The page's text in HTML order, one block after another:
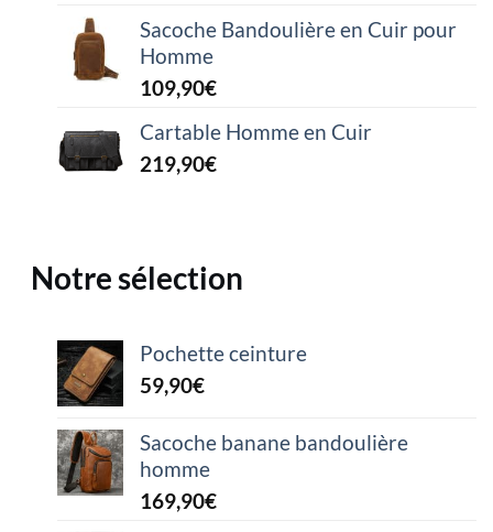
Sacoche Bandoulière en Cuir pour
Homme
109,90€
Cartable Homme en Cuir
219,90€
Notre sélection
Pochette ceinture
59,90€
Sacoche banane bandoulière
homme
169,90€